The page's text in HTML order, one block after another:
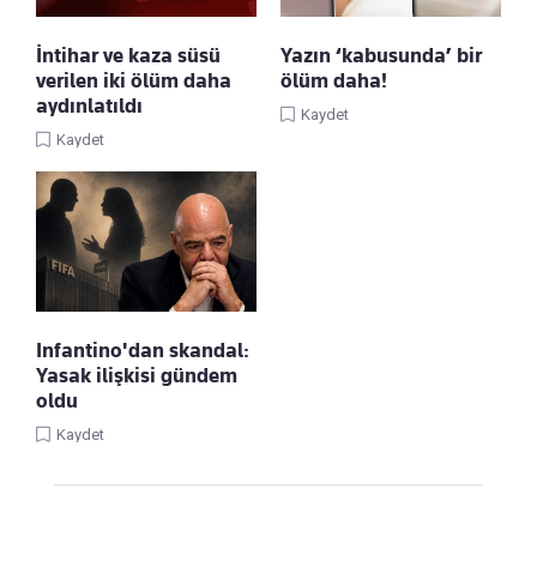
İntihar ve kaza süsü
verilen iki ölüm daha
aydınlatıldı
Kaydet
Yazın ‘kabusunda’ bir
ölüm daha!
Kaydet
Infantino'dan skandal:
Yasak ilişkisi gündem
oldu
Kaydet